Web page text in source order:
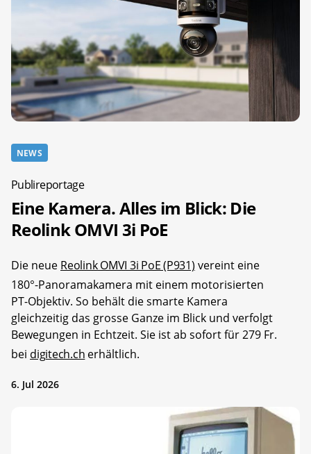
NEWS
Publireportage
Eine Kamera. Alles im Blick: Die
Reolink OMVI 3i PoE
Die neue Reolink OMVI 3i PoE (P931) vereint eine
180°-Panoramakamera mit einem motorisierten
PT-Objektiv. So behält die smarte Kamera
gleichzeitig das grosse Ganze im Blick und verfolgt
Bewegungen in Echtzeit. Sie ist ab sofort für 279 Fr.
bei digitech.ch erhältlich.
6. Jul 2026